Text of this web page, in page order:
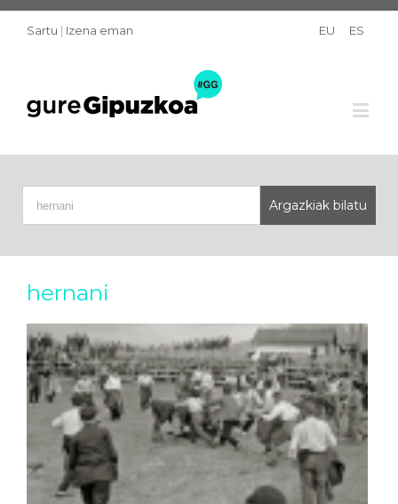
Sartu | Izena eman EU ES
hernani